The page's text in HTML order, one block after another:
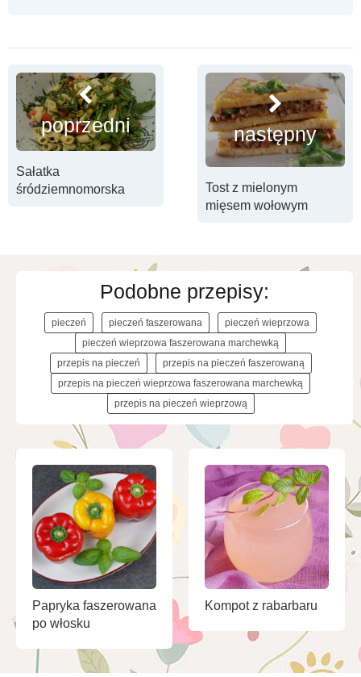
poprzedni
Sałatka
śródziemnomorska
następny
Tost z mielonym
mięsem wołowym
Podobne przepisy:
pieczeń pieczeń faszerowana
pieczeń wieprzowa
pieczeń wieprzowa faszerowana marchewką
przepis na pieczeń
przepis na pieczeń faszerowaną
przepis na pieczeń wieprzowa faszerowana marchewką
przepis na pieczeń wieprzową
Papryka faszerowana
po włosku
Kompot z rabarbaru